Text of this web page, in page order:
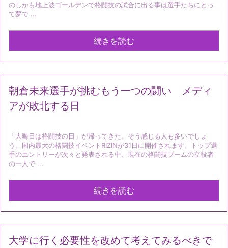
のしかも地上波ゴールデンで格闘技の試合に出る事は選手たちにとっ
て夢で ...
続きを読む
朝倉未来選手が挑むもう一つの闘い メディ
アが敗北する日
「大晦日は格闘技の日」が帰ってきた。そう感じる人も多いでしょ
う。国内最大の格闘技イベントRIZINが31日に開催されます。トップ選
手のエントリーが次々と発表される中、現在の格闘技ブームの立役者
の一人で ...
続きを読む
大学に行く必要性を改めて考えてみるべきで